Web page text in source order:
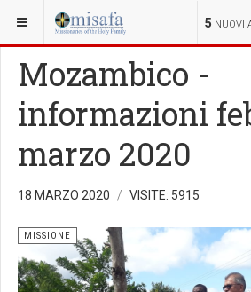
5 NUOVI
SEI QUI: MISSIONE
Mozambico -
informazioni
marzo 2020
18 MARZO 2020 VISITE: 5915
MISSIONE